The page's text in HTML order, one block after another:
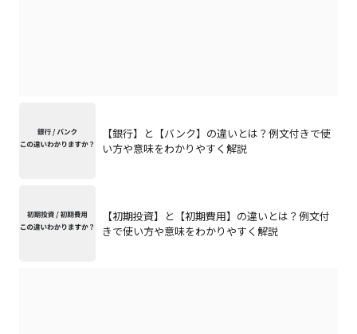
【銀行】と【バンク】の違いとは？例文付きで使
い方や意味をわかりやすく解説
【初期投資】と【初期費用】の違いとは？例文付
きで使い方や意味をわかりやすく解説